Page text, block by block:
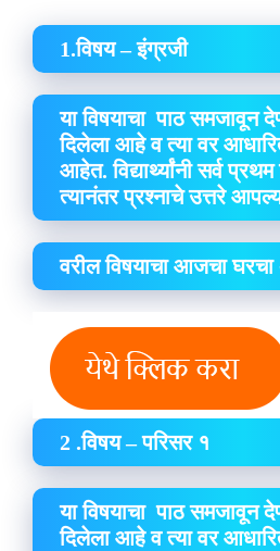
1.विषय – इंग्रजी
या विषयाचा पाठ समजावून
दिलेला आहे व त्या वर
आहेत. विद्यार्थ्यांनी सर्व
त्यानंतर प्रश्नाचे उत्तरे
वरील विषयाचा आजचा घरचा
2 .विषय – परिसर १
या विषयाचा पाठ समजावून
दिलेला आहे व त्या वर